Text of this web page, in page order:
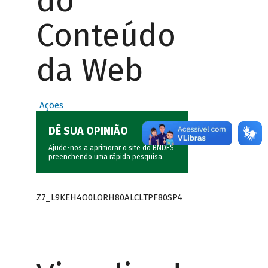
Conteúdo
da Web
Ações
DÊ SUA OPINIÃO
Ajude-nos a aprimorar o site do BNDES
preenchendo uma rápida pesquisa.
Z7_L9KEH4O0LORH80ALCLTPF80SP4